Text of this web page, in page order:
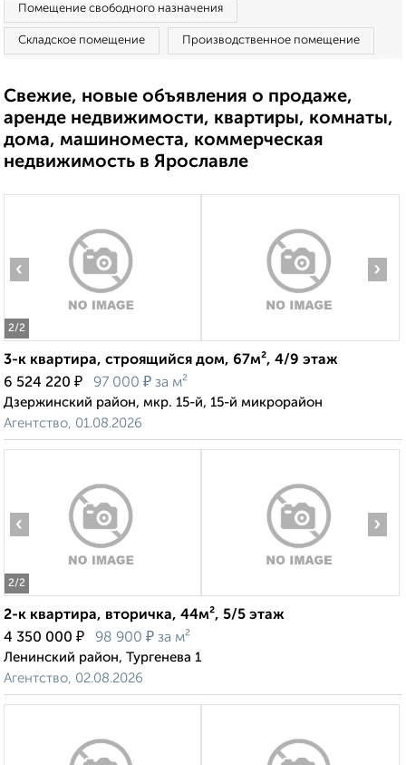
Помещение свободного назначения
Складское помещение Производственное помещение
Свежие, новые объявления о продаже,
аренде недвижимости, квартиры, комнаты,
дома, машиноместа, коммерческая
недвижимость в Ярославле
2/2
‹ ›
3-к квартира, строящийся дом, 67м², 4/9 этаж
6 524 220 ₽ 97 000 ₽ за м²
Дзержинский район, мкр. 15-й, 15-й микрорайон
Агентство, 01.08.2026
2/2
‹ ›
2-к квартира, вторичка, 44м², 5/5 этаж
4 350 000 ₽ 98 900 ₽ за м²
Ленинский район, Тургенева 1
Агентство, 02.08.2026